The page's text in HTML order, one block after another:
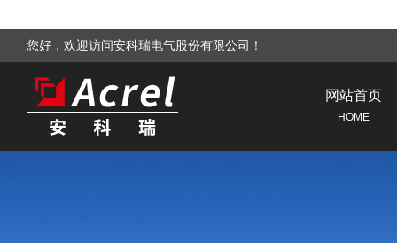
您好，欢迎访问安科瑞电气股份有限公司！
网站首页
HOME